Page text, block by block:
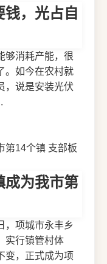
钱，光占自
够消耗产能，很
。如今在农村就
，说是安装光伏
支部板
成为我市第
项城市永丰乡
实行镇管村体
变，正式成为项